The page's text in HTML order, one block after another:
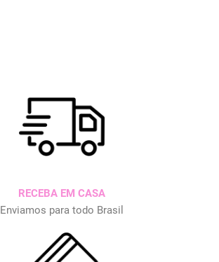
RECEBA EM CASA
Enviamos para todo Brasil